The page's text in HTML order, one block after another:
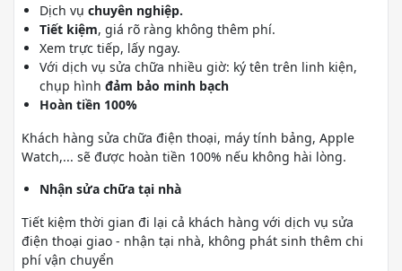
Dịch vụ chuyên nghiệp.
Tiết kiệm, giá rõ ràng không thêm phí.
Xem trực tiếp, lấy ngay.
Với dịch vụ sửa chữa nhiều giờ: ký tên trên linh kiện,
chụp hình đảm bảo minh bạch
Hoàn tiền 100%
Khách hàng sửa chữa điện thoại, máy tính bảng, Apple
Watch,... sẽ được hoàn tiền 100% nếu không hài lòng.
Nhận sửa chữa tại nhà
Tiết kiệm thời gian đi lại cả khách hàng với dịch vụ sửa
điện thoại giao - nhận tại nhà, không phát sinh thêm chi
phí vận chuyển